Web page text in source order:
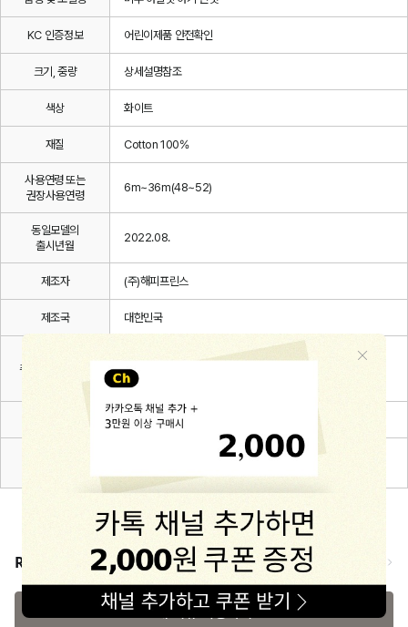
KC 인증정보 어린이제품 안전확인
크기, 중량 상세설명참조
색상 화이트
재질 Cotton 100%
사용연령 또는
권장사용연령
6m~36m(48~52)
동일모델의
출시년월
2022.08.
제조자 (주)해피프린스
제조국 대한민국
취급시 주의사항,
상세설명 참조
관련 법 및 소비자 분쟁해결 규정에 따름